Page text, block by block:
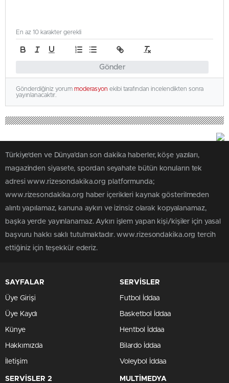
Gönder
En az 10 karakter gerekli
Gönderdiğiniz yorum moderasyon ekibi tarafından incelendikten sonra
yayınlanacaktır.
Türkiye'den ve Dünya’dan son dakika haberler, köşe yazıları,
magazinden siyasete, spordan seyahate bütün konuların tek
adresi www.rizesondakika.org platformunda;
www.rizesondakika.org haber içerikleri kaynak gösterilmeden
alıntı yapılamaz, kanuna aykırı ve izinsiz olarak kopyalanamaz,
başka yerde yayınlanamaz. Aykırı işlem yapan kişi/kişiler için yasal
başvuru hakkı saklı tutulmaktadır. www.rizesondakika.org tercih
ettiğiniz için teşekkür ederiz.
SAYFALAR
Üye Girişi
Üye Kaydı
Künye
Hakkımızda
İletişim
SERVİSLER
Futbol İddaa
Basketbol İddaa
Hentbol İddaa
Bilardo İddaa
Voleybol İddaa
SERVİSLER 2 MULTİMEDYA